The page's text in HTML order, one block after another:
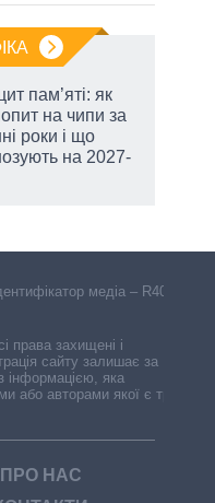
пам’яті: як
на чипи за
роки і що
на 2027-
медіа – R40-
права захищені і
сайту залишає за
інформацією, яка
або авторами якої є треті
ПРО НАС